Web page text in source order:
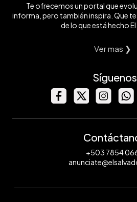
Te ofrecemos un portal que
informa, pero también inspira. Que
de lo que está hecho
Ver mas ❯
Síguenos
+503 7854